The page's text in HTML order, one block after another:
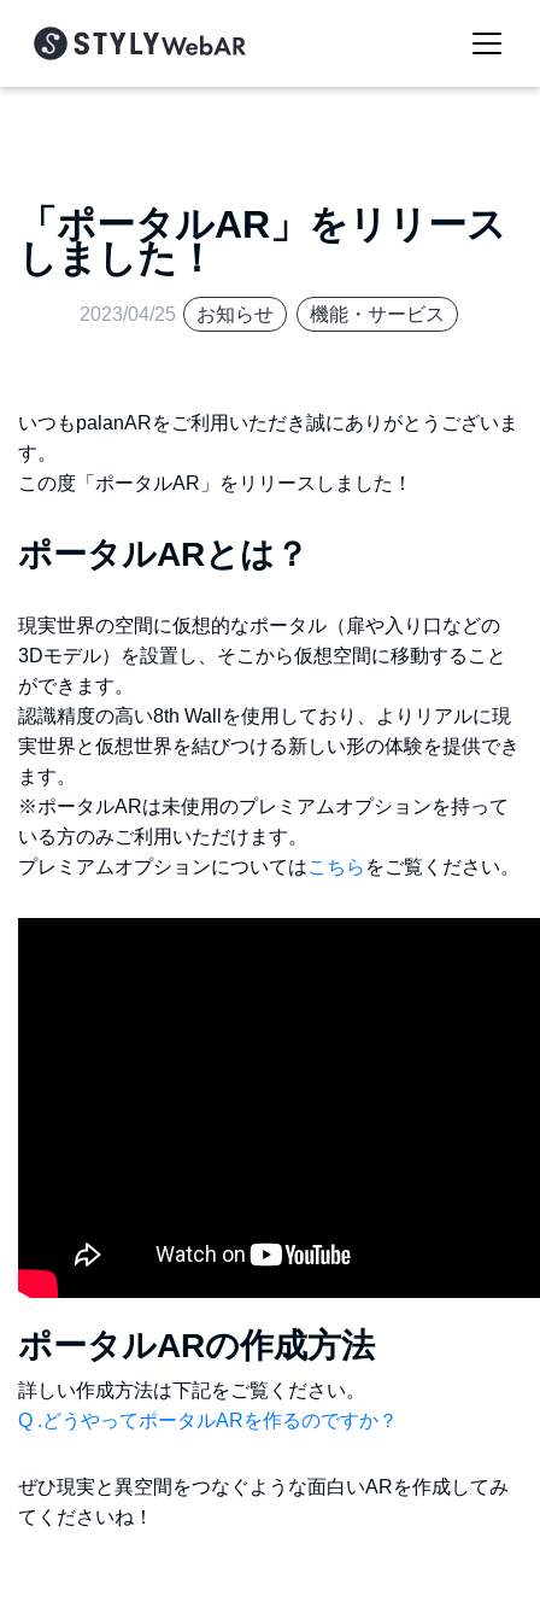
「ポータルAR」をリリース
しました！
2023/04/25 お知らせ 機能・サービス
いつもpalanARをご利用いただき誠にありがとうございま
す。
この度「ポータルAR」をリリースしました！
ポータルARとは？
現実世界の空間に仮想的なポータル（扉や入り口などの
3Dモデル）を設置し、そこから仮想空間に移動すること
ができます。
認識精度の高い8th Wallを使用しており、よりリアルに現
実世界と仮想世界を結びつける新しい形の体験を提供でき
ます。
※ポータルARは未使用のプレミアムオプションを持って
いる方のみご利用いただけます。
プレミアムオプションについてはこちら をご覧ください。
ポータルARの作成方法
詳しい作成方法は下記をご覧ください。
Q .どうやってポータルARを作るのですか？
ぜひ現実と異空間をつなぐような面白いARを作成してみ
てくださいね！